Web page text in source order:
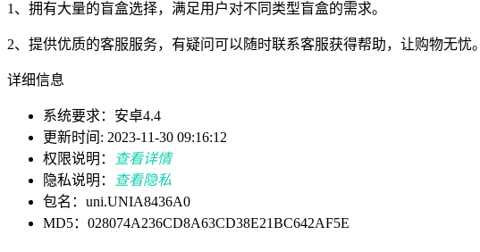
1、拥有大量的盲盒选择，满足用户对不同类型盲盒的需求。
2、提供优质的客服服务，有疑问可以随时联系客服获得帮助，让购物无忧。
详细信息
系统要求：安卓4.4
更新时间: 2023-11-30 09:16:12
权限说明：
查看详情
隐私说明：
查看隐私
包名：uni.UNIA8436A0
MD5：028074A236CD8A63CD38E21BC642AF5E